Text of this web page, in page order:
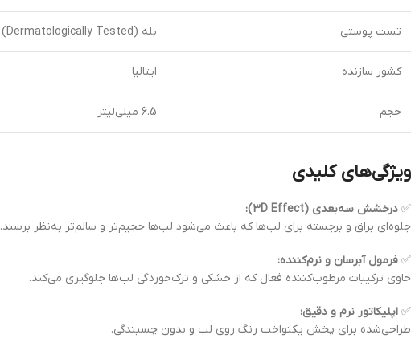
تست پوستی بله (Dermatologically Tested)
کشور سازنده ایتالیا
حجم 6.5 میلی‌لیتر
ویژگی‌های کلیدی
✅ درخشش سه‌بعدی (3D Effect):
جلوه‌ای براق و برجسته برای لب‌ها که باعث می‌شود لب‌ها حجیم‌تر و سالم‌تر به‌نظر برسند.
✅ فرمول آبرسان و نرم‌کننده:
حاوی ترکیبات مرطوب‌کننده فعال که از خشکی و ترک‌خوردگی لب‌ها جلوگیری می‌کند.
✅ اپلیکاتور نرم و دقیق:
طراحی‌شده برای پخش یکنواخت رنگ روی لب و بدون چسبندگی.